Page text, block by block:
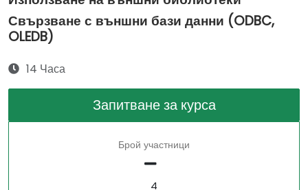
Свързване с външни бази данни (ODBC,
OLEDB)
14 Часа
Запитване за курса
Брой участници